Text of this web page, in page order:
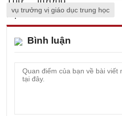
vụ trưởng vị giáo dục trung học
Bình luận